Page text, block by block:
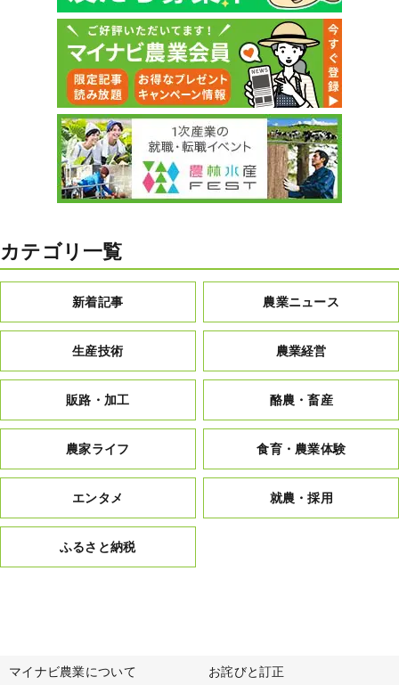
カテゴリ一覧
新着記事 農業ニュース
生産技術 農業経営
販路・加工 酪農・畜産
農家ライフ 食育・農業体験
エンタメ 就農・採用
ふるさと納税
マイナビ農業について お詫びと訂正